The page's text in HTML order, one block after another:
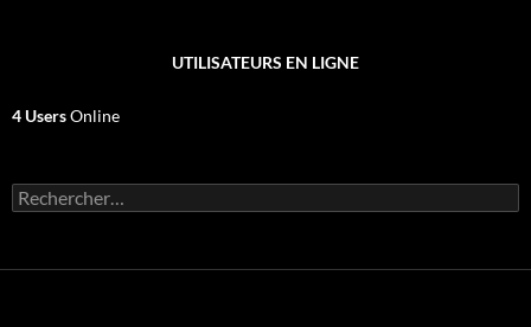
UTILISATEURS EN LIGNE
4 UsersOnline
Rechercher :